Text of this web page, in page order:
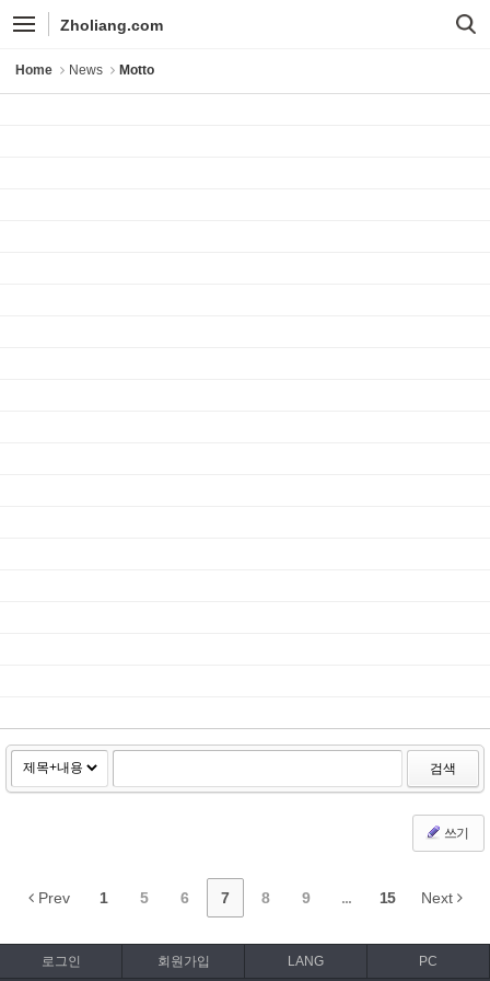
Zholiang.com
Home News Motto
검색
쓰기
Prev 1 5 6 7 8 9 ... 15 Next
로그인 회원가입 LANG PC